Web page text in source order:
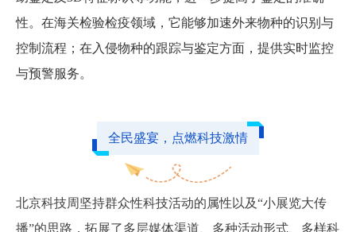
性。在海关检验检疫领域，它能够加速外来物种的识别与
控制流程；在入侵物种的跟踪与鉴定方面，提供实时监控
与预警服务。
全民盛宴，点燃科技激情
北京科技周坚持群众性科技活动的属性以及“小展览大传
播”的思路，拓展了多层媒体渠道、多种活动形式、多样科